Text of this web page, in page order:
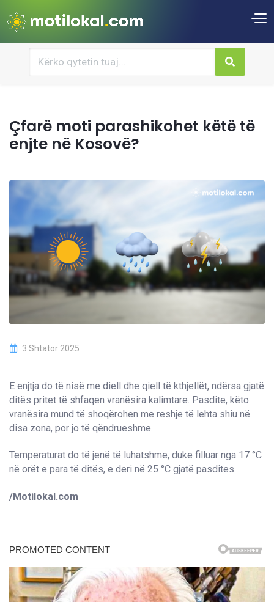
Çfarë moti parashikohet këtë të
enjte në Kosovë?
3 Shtator 2025
E enjtja do të nisë me diell dhe qiell të kthjellët, ndërsa gjatë
ditës pritet të shfaqen vranësira kalimtare. Pasdite, këto
vranësira mund të shoqërohen me reshje të lehta shiu në
disa zona, por jo të qëndrueshme.
Temperaturat do të jenë të luhatshme, duke filluar nga 17 °C
në orët e para të ditës, e deri në 25 °C gjatë pasdites.
/Motilokal.com